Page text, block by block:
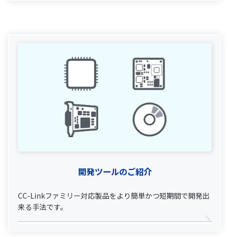
開発ツールのご紹介
CC-Linkファミリー対応製品をより簡単かつ短期間で開発出
来る手法です。